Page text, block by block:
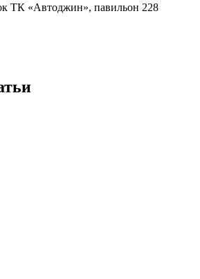
ТК «Автоджин», павильон 228